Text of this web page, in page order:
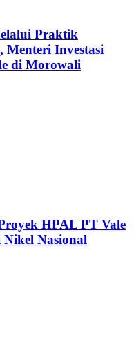
Praktik
Menteri Investasi
di Morowali
HPAL PT Vale
Nasional